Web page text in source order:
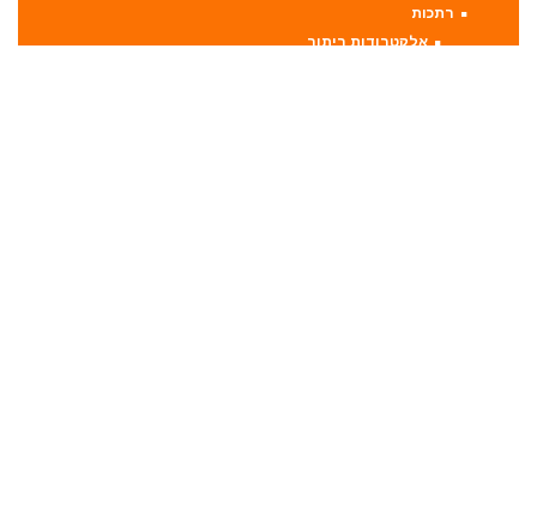
רתכות
אלקטרודות ריתוך